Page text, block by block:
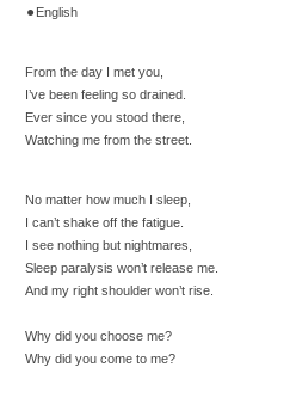
⚫︎English
From the day I met you,
I’ve been feeling so drained.
Ever since you stood there,
Watching me from the street.
No matter how much I sleep,
I can’t shake off the fatigue.
I see nothing but nightmares,
Sleep paralysis won’t release me.
And my right shoulder won’t rise.
Why did you choose me?
Why did you come to me?